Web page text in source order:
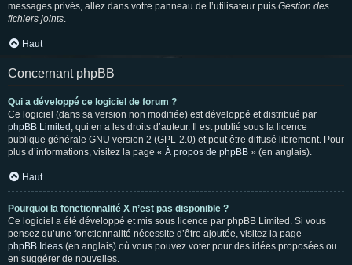
messages privés, allez dans votre panneau de l’utilisateur puis Gestion des
fichiers joints.
Haut
Concernant phpBB
Qui a développé ce logiciel de forum ?
Ce logiciel (dans sa version non modifiée) est développé et distribué par
phpBB Limited , qui en a les droits d’auteur. Il est publié sous la licence
publique générale GNU version 2 (GPL-2.0) et peut être diffusé librement. Pour
plus d’informations, visitez la page « À propos de phpBB » (en anglais).
Haut
Pourquoi la fonctionnalité X n’est pas disponible ?
Ce logiciel a été développé et mis sous licence par phpBB Limited. Si vous
pensez qu’une fonctionnalité nécessite d’être ajoutée, visitez la page
phpBB Ideas (en anglais) où vous pouvez voter pour des idées proposées ou
en suggérer de nouvelles.